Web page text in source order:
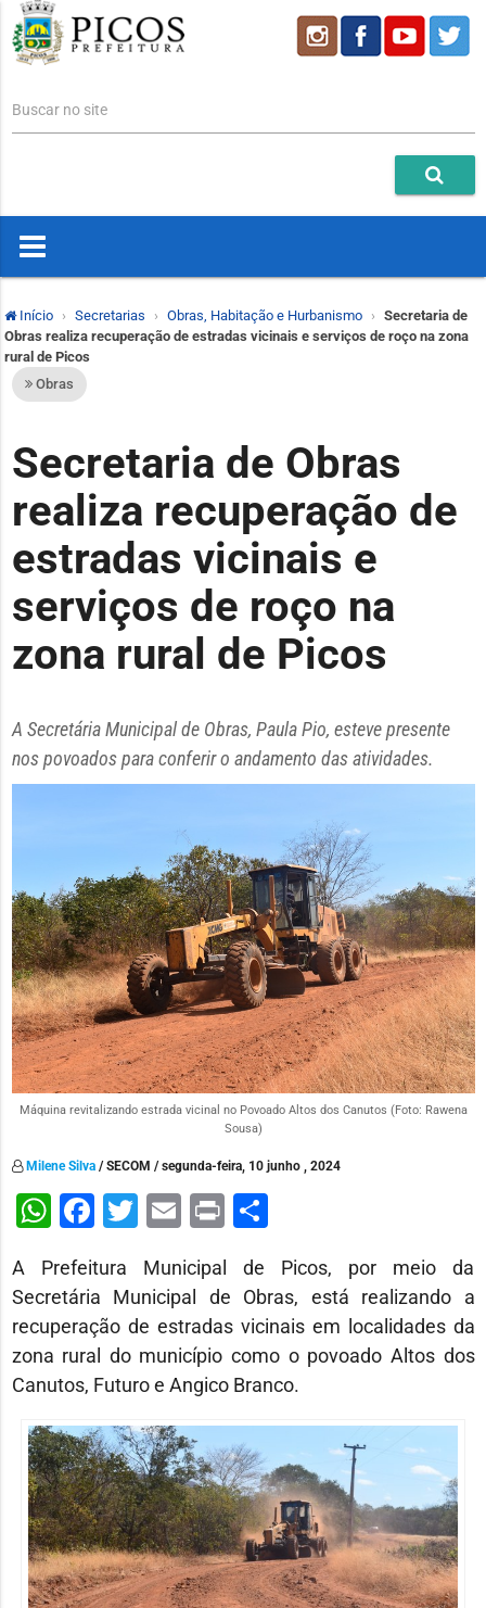
Buscar no site
Início Secretarias Obras, Habitação e Hurbanismo
Secretaria de
Obras realiza recuperação de estradas vicinais e serviços de roço na zona
rural de Picos
Obras
Secretaria de Obras
realiza recuperação de
estradas vicinais e
serviços de roço na
zona rural de Picos
A Secretária Municipal de Obras, Paula Pio, esteve presente
nos povoados para conferir o andamento das atividades.
Máquina revitalizando estrada vicinal no Povoado Altos dos Canutos (Foto: Rawena
Sousa)
Milene Silva/ SECOM / segunda-feira, 10 junho , 2024
WhatsApp
Facebook
Twitter
Email
PrintShare
A Prefeitura Municipal de Picos, por meio da
Secretária Municipal de Obras, está realizando a
recuperação de estradas vicinais em localidades da
zona rural do município como o povoado Altos dos
Canutos, Futuro e Angico Branco.